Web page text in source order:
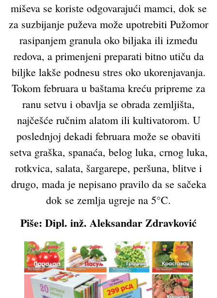
miševa se koriste odgovarajući mamci, dok se
za suzbijanje puževa može upotrebiti Pužomor
rasipanjem granula oko biljaka ili između
redova, a primenjeni preparati bitno utiču da
biljke lakše podnesu stres oko ukorenjavanja.
Tokom februara u baštama kreću pripreme za
ranu setvu i obavlja se obrada zemljišta,
najčešće ručnim alatom ili kultivatorom. U
poslednjoj dekadi februara može se obaviti
setva graška, spanaća, belog luka, crnog luka,
rotkvica, salata, šargarepe, peršuna, blitve i
drugo, mada je nepisano pravilo da se sačeka
dok se zemlja ugreje na 5°C.
Piše: Dipl. inž. Aleksandar Zdravković